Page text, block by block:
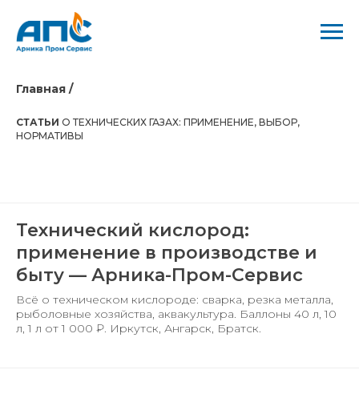
Главная /
СТАТЬИ О ТЕХНИЧЕСКИХ ГАЗАХ: ПРИМЕНЕНИЕ, ВЫБОР,
НОРМАТИВЫ
Технический кислород:
применение в производстве и
быту — Арника-Пром-Сервис
Всё о техническом кислороде: сварка, резка металла,
рыболовные хозяйства, аквакультура. Баллоны 40 л, 10
л, 1 л от 1 000 ₽. Иркутск, Ангарск, Братск.